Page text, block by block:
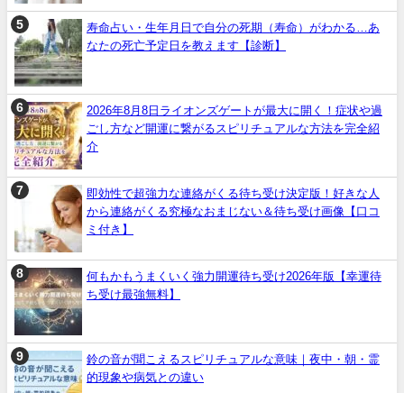
寿命占い・生年月日で自分の死期（寿命）がわかる…あ
なたの死亡予定日を教えます【診断】
2026年8月8日ライオンズゲートが最大に開く！症状や過
ごし方など開運に繋がるスピリチュアルな方法を完全紹
介
即効性で超強力な連絡がくる待ち受け決定版！好きな人
から連絡がくる究極なおまじない＆待ち受け画像【口コ
ミ付き】
何もかもうまくいく強力開運待ち受け2026年版【幸運待
ち受け最強無料】
鈴の音が聞こえるスピリチュアルな意味｜夜中・朝・霊
的現象や病気との違い